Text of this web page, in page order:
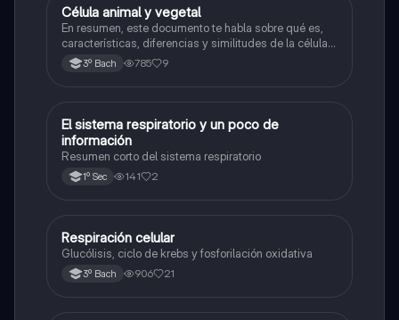
Biología
Célula animal y vegetal
En resumen, este documento te habla sobre qué es,
características, diferencias y similitudes de la célula
animal y célula vegetal.💗
3º Bach 785 9
Biología
El sistema respiratorio y un poco de
información
Resumen corto del sistema respiratorio
1º Sec 141 2
Biología
Respiración celular
Glucólisis, ciclo de krebs y fosforilación oxidativa
3º Bach 906 21